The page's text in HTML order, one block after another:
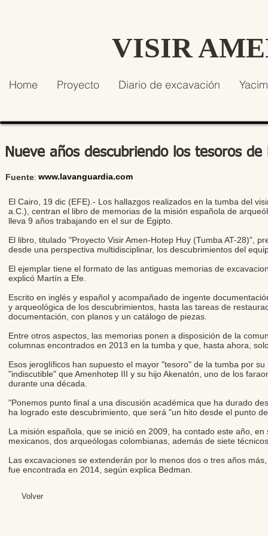
VISIR
Home Proyecto Diario de excavación
Nueve años descubriendo los tesoros
Fuente: www.lavanguardia.com
El Cairo, 19 dic (EFE).- Los hallazgos realizados en la tumba del
a.C.), centran el libro de memorias de la misión española de
lleva 9 años trabajando en el sur de Egipto.
El libro, titulado "Proyecto Visir Amen-Hotep Huy (Tumba AT-28)",
desde una perspectiva multidisciplinar, los descubrimientos del
El ejemplar tiene el formato de las antiguas memorias de
explicó Martín a Efe.
Escrito en inglés y español y acompañado de ingente
y arqueológica de los descubrimientos, hasta las tareas de
documentación, con planos y un catálogo de piezas.
Entre otros aspectos, las memorias ponen a disposición de la
columnas encontrados en 2013 en la tumba y que, hasta ahora,
Esos jeroglíficos han supuesto el mayor "tesoro" de la tumba por
"indiscutible" que Amenhotep III y su hijo Akenatón, uno de los
durante una década.
"Ponemos punto final a una discusión académica que ha durado
ha logrado este descubrimiento, que será "un hito desde el punto
La misión española, que se inició en 2009, ha contado este año,
mexicanos, dos arqueólogas colombianas, además de siete
Las excavaciones se extenderán por lo menos dos o tres años
fue encontrada en 2014, según explica Bedman.
Volver